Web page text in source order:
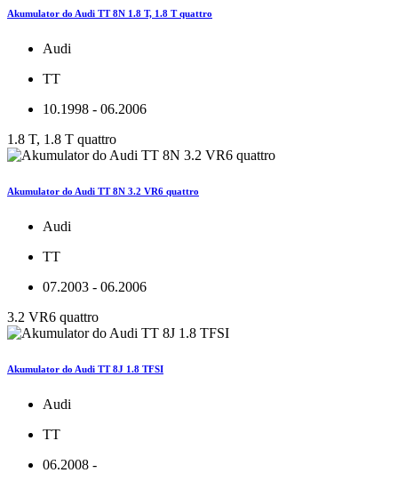
Akumulator do Audi TT 8N 1.8 T, 1.8 T quattro
Audi
TT
10.1998 - 06.2006
1.8 T, 1.8 T quattro
Akumulator do Audi TT 8N 3.2 VR6 quattro
Audi
TT
07.2003 - 06.2006
3.2 VR6 quattro
Akumulator do Audi TT 8J 1.8 TFSI
Audi
TT
06.2008 -